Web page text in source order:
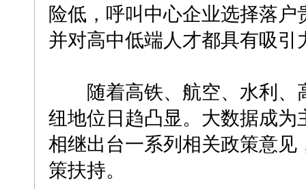
险低，呼叫中心企业选择落
并对高中低端人才都具有吸引
随着高铁、航空、水利、
纽地位日趋凸显。大数据成
相继出台一系列相关政策意
策扶持。